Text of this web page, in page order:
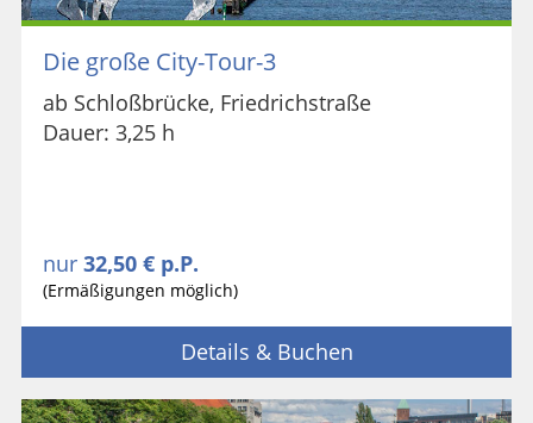
Die große City-Tour-3
ab Schloßbrücke, Friedrichstraße
Dauer: 3,25 h
nur 32,50 € p.P.
(Ermäßigungen möglich)
Details & Buchen